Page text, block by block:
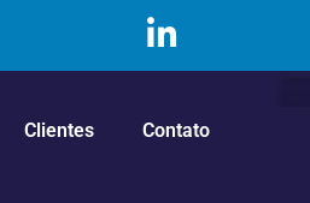
Clientes Contato